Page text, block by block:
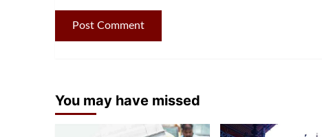
You may have missed